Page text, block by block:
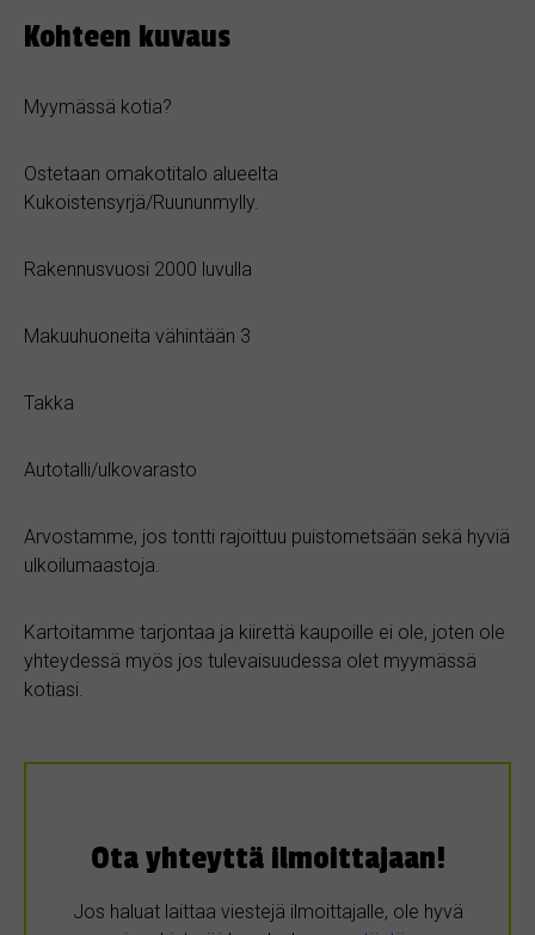
Kohteen kuvaus
Myymässä kotia?
Ostetaan omakotitalo alueelta
Kukoistensyrjä/Ruununmylly.
Rakennusvuosi 2000 luvulla
Makuuhuoneita vähintään 3
Takka
Autotalli/ulkovarasto
Arvostamme, jos tontti rajoittuu puistometsään sekä hyviä
ulkoilumaastoja.
Kartoitamme tarjontaa ja kiirettä kaupoille ei ole, joten ole
yhteydessä myös jos tulevaisuudessa olet myymässä
kotiasi.
Ota yhteyttä ilmoittajaan!
Jos haluat laittaa viestejä ilmoittajalle, ole hyvä